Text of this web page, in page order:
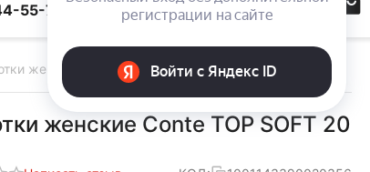
55-78
женские TOP SOFT 20 den beige
женские Conte TOP SOFT 20